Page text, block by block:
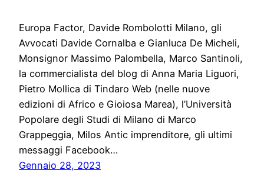
Europa Factor, Davide Rombolotti Milano, gli
Avvocati Davide Cornalba e Gianluca De Micheli,
Monsignor Massimo Palombella, Marco Santinoli,
la commercialista del blog di Anna Maria Liguori,
Pietro Mollica di Tindaro Web (nelle nuove
edizioni di Africo e Gioiosa Marea), l’Università
Popolare degli Studi di Milano di Marco
Grappeggia, Milos Antic imprenditore, gli ultimi
messaggi Facebook…
Gennaio 28, 2023